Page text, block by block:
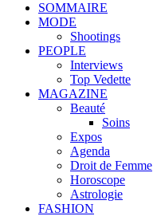
SOMMAIRE
MODE
Shootings
PEOPLE
Interviews
Top Vedette
MAGAZINE
Beauté
Soins
Expos
Agenda
Droit de Femme
Horoscope
Astrologie
FASHION